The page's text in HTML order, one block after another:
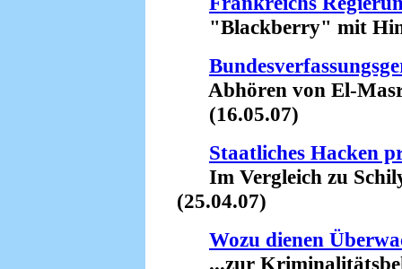
"Blackberry" mit
Abhören von El-
(16.05.07)
Staatliches Hacken
Im Vergleich zu Schily
(25.04.07)
Wozu dienen
...zur